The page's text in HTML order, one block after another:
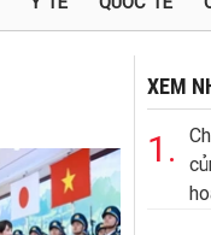
XEM
1.